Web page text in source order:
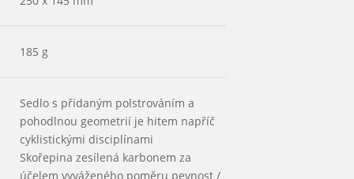
185 g
Sedlo s přidaným polstrováním a
pohodlnou geometrií je hitem napříč
cyklistickými disciplínami
Skořepina zesílená karbonem za
účelem vyváženého poměru pevnost /